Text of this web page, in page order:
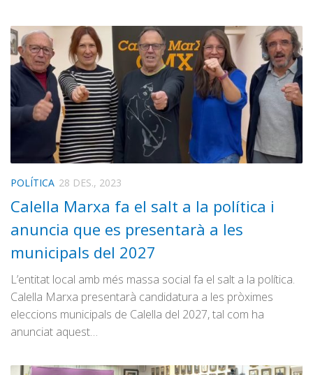
POLÍTICA 28 DES., 2023
Calella Marxa fa el salt a la política i
anuncia que es presentarà a les
municipals del 2027
L’entitat local amb més massa social fa el salt a la política.
Calella Marxa presentarà candidatura a les pròximes
eleccions municipals de Calella del 2027, tal com ha
anunciat aquest…